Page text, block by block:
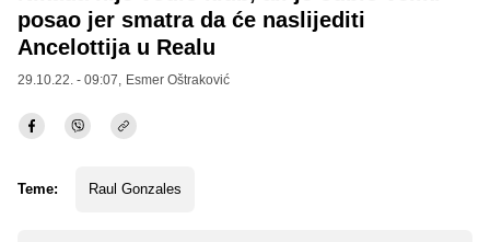
posao jer smatra da će naslijediti
Ancelottija u Realu
29.10.22. - 09:07, Esmer Oštraković
Teme: Raul Gonzales